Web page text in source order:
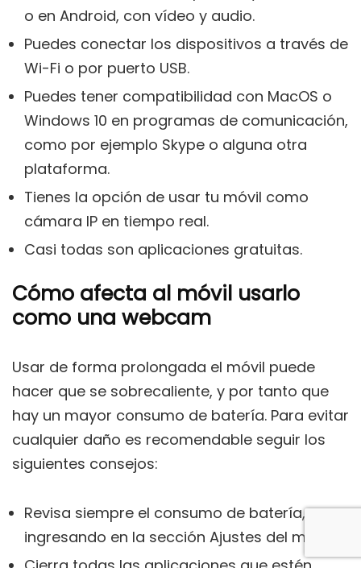
o en Android, con vídeo y audio.
Puedes conectar los dispositivos a través de
Wi-Fi o por puerto USB.
Puedes tener compatibilidad con MacOS o
Windows 10 en programas de comunicación,
como por ejemplo Skype o alguna otra
plataforma.
Tienes la opción de usar tu móvil como
cámara IP en tiempo real.
Casi todas son aplicaciones gratuitas.
Cómo afecta al móvil usarlo
como una webcam
Usar de forma prolongada el móvil puede
hacer que se sobrecaliente, y por tanto que
hay un mayor consumo de batería. Para evitar
cualquier daño es recomendable seguir los
siguientes consejos:
Revisa siempre el consumo de batería,
ingresando en la sección Ajustes del móvil.